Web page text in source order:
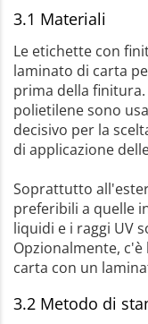
3.1 Materiali
Le etichette con
laminato di carta
prima della finitura.
polietilene sono
decisivo per la
di applicazione
Soprattutto
preferibili a quelle
liquidi e i raggi UV
Opzionalmente,
carta con un
3.2 Metodo di